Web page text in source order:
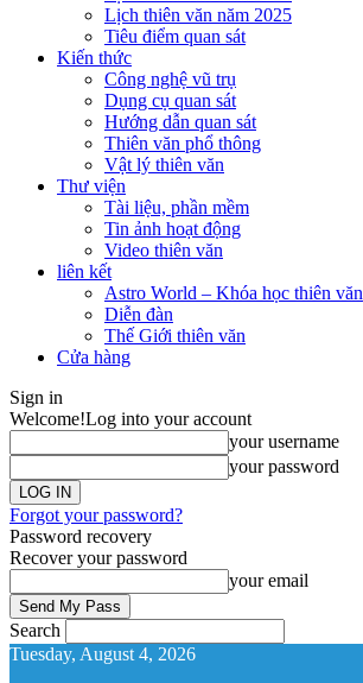
Lịch thiên văn năm 2025
Tiêu điểm quan sát
Kiến thức
Công nghệ vũ trụ
Dụng cụ quan sát
Hướng dẫn quan sát
Thiên văn phổ thông
Vật lý thiên văn
Thư viện
Tài liệu, phần mềm
Tin ảnh hoạt động
Video thiên văn
liên kết
Astro World – Khóa học thiên văn
Diễn đàn
Thế Giới thiên văn
Cửa hàng
Sign in
Welcome!Log into your account
your username
your password
Forgot your password?
Password recovery
Recover your password
your email
Search
Tuesday, August 4, 2026